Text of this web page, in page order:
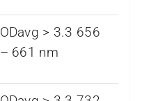
ODavg > 3.3 656
– 661 nm